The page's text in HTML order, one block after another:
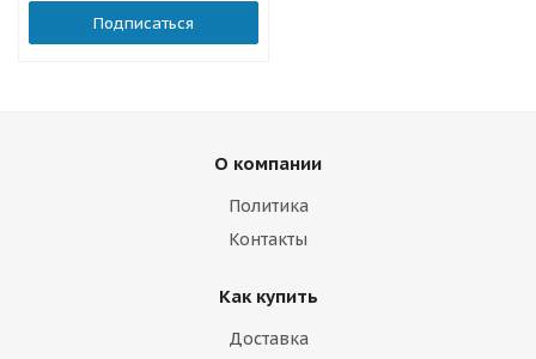
Подписаться
О компании
Политика
Контакты
Как купить
Доставка